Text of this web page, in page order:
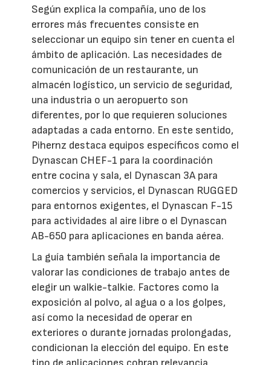
Según explica la compañía, uno de los
errores más frecuentes consiste en
seleccionar un equipo sin tener en cuenta el
ámbito de aplicación. Las necesidades de
comunicación de un restaurante, un
almacén logístico, un servicio de seguridad,
una industria o un aeropuerto son
diferentes, por lo que requieren soluciones
adaptadas a cada entorno. En este sentido,
Pihernz destaca equipos específicos como el
Dynascan CHEF-1 para la coordinación
entre cocina y sala, el Dynascan 3A para
comercios y servicios, el Dynascan RUGGED
para entornos exigentes, el Dynascan F-15
para actividades al aire libre o el Dynascan
AB-650 para aplicaciones en banda aérea.
La guía también señala la importancia de
valorar las condiciones de trabajo antes de
elegir un walkie-talkie. Factores como la
exposición al polvo, al agua o a los golpes,
así como la necesidad de operar en
exteriores o durante jornadas prolongadas,
condicionan la elección del equipo. En este